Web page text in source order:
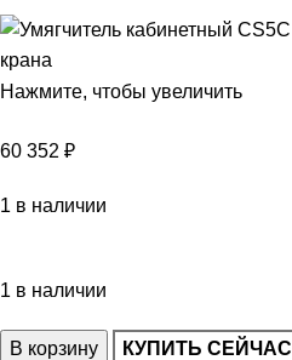
Нажмите, чтобы увеличить
60 352 ₽
1 в наличии
1 в наличии
В корзину КУПИТЬ СЕЙЧАС